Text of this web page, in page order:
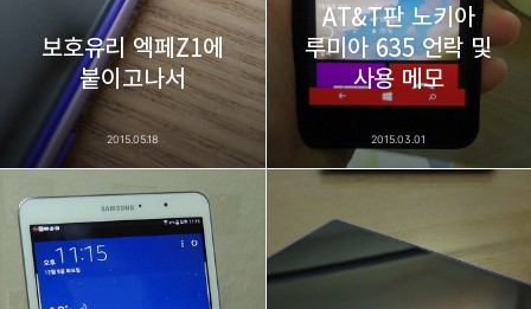
카카오스토리 밴드 네이버 블로그
보호유리 엑페Z1에
붙이고나서
2015.05.18
AT&T판 노키아
루미아 635 언락 및
사용 메모
2015.03.01